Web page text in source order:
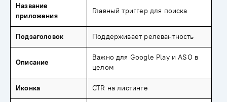
Название
приложения
Главный триггер для поиска
Подзаголовок Поддерживает релевантность
Описание
Важно для Google Play и ASO в
целом
Иконка CTR на листинге